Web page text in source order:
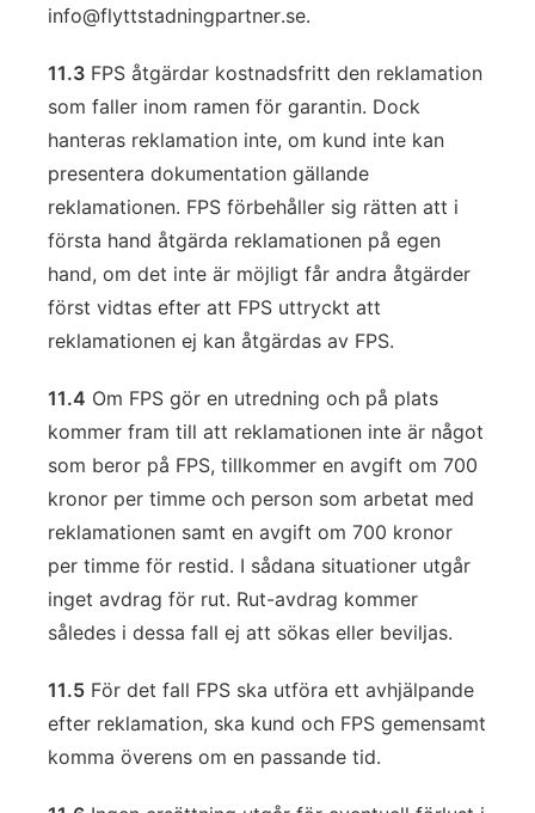
info@flyttstadningpartner.se.
11.3 FPS åtgärdar kostnadsfritt den reklamation
som faller inom ramen för garantin. Dock
hanteras reklamation inte, om kund inte kan
presentera dokumentation gällande
reklamationen. FPS förbehåller sig rätten att i
första hand åtgärda reklamationen på egen
hand, om det inte är möjligt får andra åtgärder
först vidtas efter att FPS uttryckt att
reklamationen ej kan åtgärdas av FPS.
11.4 Om FPS gör en utredning och på plats
kommer fram till att reklamationen inte är något
som beror på FPS, tillkommer en avgift om 700
kronor per timme och person som arbetat med
reklamationen samt en avgift om 700 kronor
per timme för restid. I sådana situationer utgår
inget avdrag för rut. Rut-avdrag kommer
således i dessa fall ej att sökas eller beviljas.
11.5 För det fall FPS ska utföra ett avhjälpande
efter reklamation, ska kund och FPS gemensamt
komma överens om en passande tid.